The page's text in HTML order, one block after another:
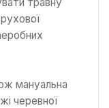
мануальна
черевної